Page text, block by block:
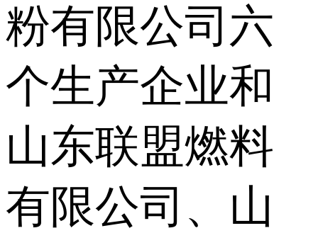
粉有限公司六
个生产企业和
山东联盟燃料
有限公司、山